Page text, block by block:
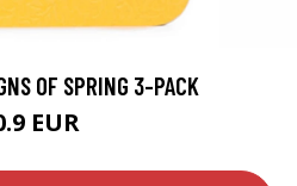
OF SPRING 3-PACK
EUR